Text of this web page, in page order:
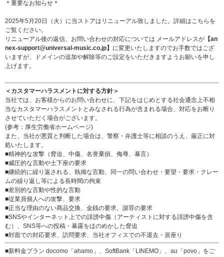
＊重要なお知らせ＊
2025年5月20日（火）に当ストアはリニューアル致しました。詳細はこちら を
ご覧ください。
リニューアル後の返信、お問い合わせの対応については メールアドレスが 【an
nex-support@universal-music.co.jp】 に変更いたしますのでお手数ではござ
いますが、ドメインの追加や解除等のご設定をいただきますようお願いを申し
上げます。
＜カスタマーハラスメントに対する方針＞
当社では、お客様からのお問い合わせに、下記をはじめとする社会通念上不相
当なカスタマーハラスメントとみなされる行為が含まれる場合、対応をお断り
させていただく場合がございます。
(参考： 厚生労働省ホームページ)
また、当社が悪質と判断した場合は、警察・弁護士等に相談のうえ、厳正に対
処いたします。
■精神的な攻撃（脅迫、中傷、名誉棄損、侮辱、暴言）
■威圧的な言動や土下座の要求
■継続的に繰り返される、執拗な言動、同一の問い合わせ・要望・要求・クレー
ムの繰り返し等による長時間の拘束
■差別的な言動や性的な言動
■従業員個人への攻撃、要求
■正当な理由のない商品交換、金銭の要求、謝罪の要求
■SNSやインターネット上での誹謗中傷（アーティストに対する誹謗中傷を含
む）、SNS等への投稿・暴露をほのめかした脅迫
■対面での対応要求、訪問要求、当社オフィスでの不退去・居座り
■新料金プラン docomo「ahamo」、SoftBank「LINEMO」、au「povo」をご